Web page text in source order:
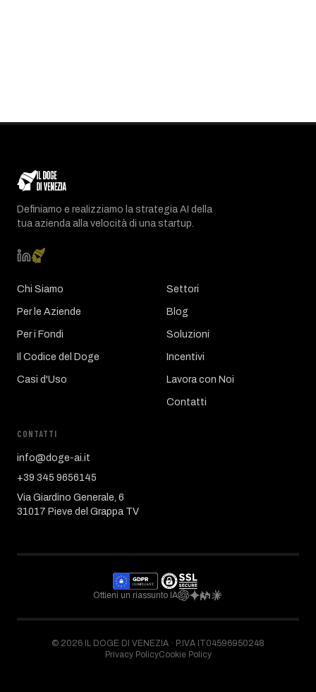
Definiamo e realizziamo la strategia AI della
tua azienda alla velocità di una startup.
Chi Siamo
Per le Aziende
Per i Fondi
Il Codice del Doge
Casi d'Uso
Settori
Blog
Soluzioni
Incentivi
Lavora con Noi
Contatti
CONTATTI
info@doge-ai.it
+39 345 9656145
Via Giardino Generale, 6
31017 Pieve del Grappa TV
Ottieni un riassunto IA
© 2026 IL DOGE DI VENEZIA · P.IVA IT04596950248
Privacy PolicyCookie Policy